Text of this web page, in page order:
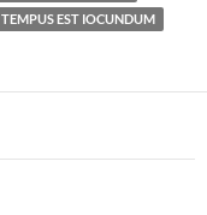
TEMPUS EST IOCUNDUM